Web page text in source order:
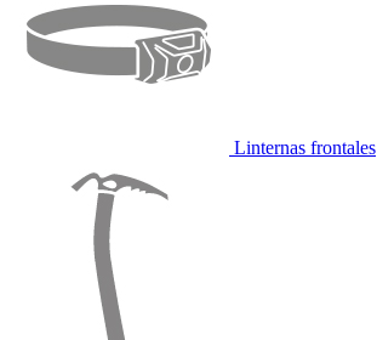
Linternas frontales